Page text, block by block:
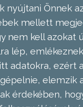
nyújtani Önnek
mellett
nem kell azokat
lép,
adatokra, ezért
elemzik
érdekében,